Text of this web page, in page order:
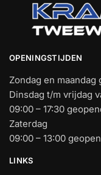
OPENINGSTIJDEN
Zondag en maandag
Dinsdag t/m vrijdag
09:00 – 17:30
Zaterdag
09:00 – 13:00
LINKS